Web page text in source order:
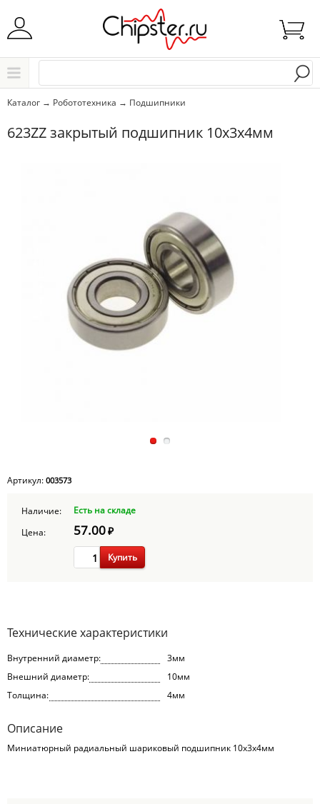
Начните водить название города..
Каталог → Робототехника → Подшипники
623ZZ закрытый подшипник 10x3x4мм
Артикул: 003573
Наличие:
Есть на складе
Цена:
57.00₽
Купить
Технические характеристики
Внутренний диаметр:
3мм
Внешний диаметр:
10мм
Толщина:
4мм
Описание
Миниатюрный радиальный шариковый подшипник 10x3x4мм